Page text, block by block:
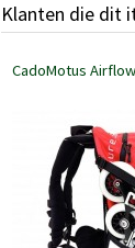
Klanten die dit
CadoMotus